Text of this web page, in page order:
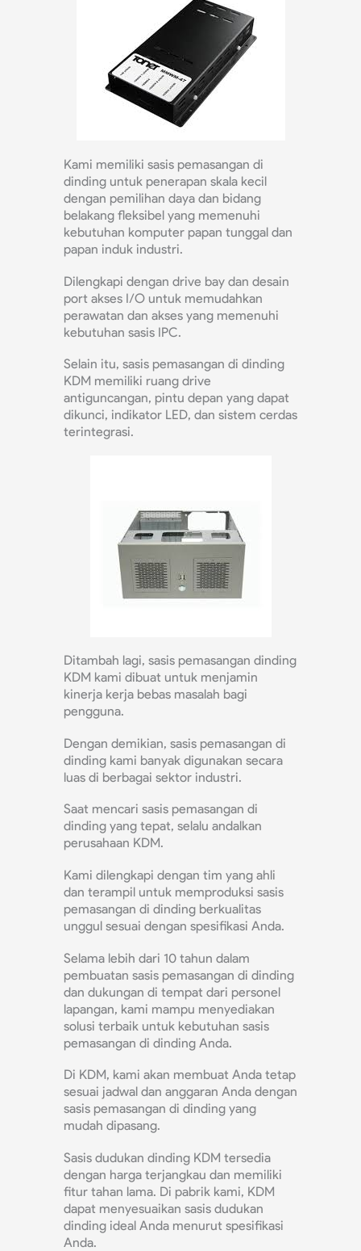
Kami memiliki sasis pemasangan di
dinding untuk penerapan skala kecil
dengan pemilihan daya dan bidang
belakang fleksibel yang memenuhi
kebutuhan komputer papan tunggal dan
papan induk industri.
Dilengkapi dengan drive bay dan desain
port akses I/O untuk memudahkan
perawatan dan akses yang memenuhi
kebutuhan sasis IPC.
Selain itu, sasis pemasangan di dinding
KDM memiliki ruang drive
antiguncangan, pintu depan yang dapat
dikunci, indikator LED, dan sistem cerdas
terintegrasi.
Ditambah lagi, sasis pemasangan dinding
KDM kami dibuat untuk menjamin
kinerja kerja bebas masalah bagi
pengguna.
Dengan demikian, sasis pemasangan di
dinding kami banyak digunakan secara
luas di berbagai sektor industri.
Saat mencari sasis pemasangan di
dinding yang tepat, selalu andalkan
perusahaan KDM.
Kami dilengkapi dengan tim yang ahli
dan terampil untuk memproduksi sasis
pemasangan di dinding berkualitas
unggul sesuai dengan spesifikasi Anda.
Selama lebih dari 10 tahun dalam
pembuatan sasis pemasangan di dinding
dan dukungan di tempat dari personel
lapangan, kami mampu menyediakan
solusi terbaik untuk kebutuhan sasis
pemasangan di dinding Anda.
Di KDM, kami akan membuat Anda tetap
sesuai jadwal dan anggaran Anda dengan
sasis pemasangan di dinding yang
mudah dipasang.
Sasis dudukan dinding KDM tersedia
dengan harga terjangkau dan memiliki
fitur tahan lama. Di pabrik kami, KDM
dapat menyesuaikan sasis dudukan
dinding ideal Anda menurut spesifikasi
Anda.